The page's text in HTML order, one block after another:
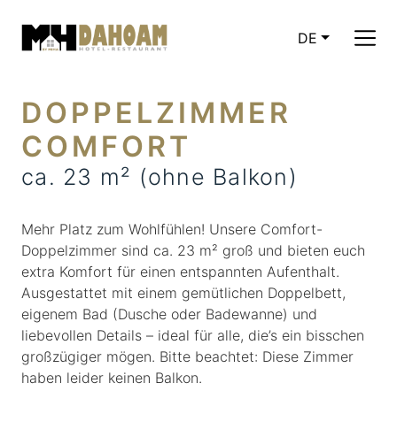
DE
CURRENT
DOPPELZIMMER
COMFORT
ca. 23 m² (ohne Balkon)
Mehr Platz zum Wohlfühlen! Unsere Comfort-
Doppelzimmer sind ca. 23 m² groß und bieten euch
extra Komfort für einen entspannten Aufenthalt.
Ausgestattet mit einem gemütlichen Doppelbett,
eigenem Bad (Dusche oder Badewanne) und
liebevollen Details – ideal für alle, die’s ein bisschen
großzügiger mögen. Bitte beachtet: Diese Zimmer
haben leider keinen Balkon.